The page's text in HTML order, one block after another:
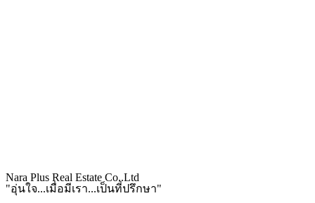
Nara Plus Real Estate Co,.Ltd
"อุ่นใจ...เมื่อมีเรา...เป็นที่ปรึกษา"